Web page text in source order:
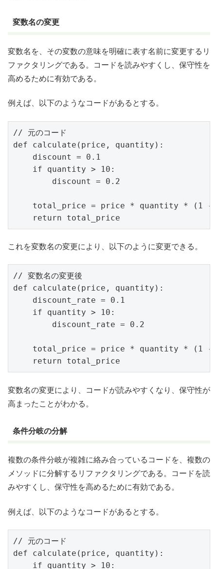
変数名の変更
変数名を、その変数の意味を明確に表す名前に変更するリ
ファクタリングである。コードを読みやすくし、保守性を
高めるために有効である。
例えば、以下のようなコードがあるとする。
// 元のコード
def calculate(price, quantity):
    discount = 0.1
    if quantity > 10:
        discount = 0.2
total_price = price * quantity * (1 -
これを変数名の変更により、以下のように変更できる。
// 変数名の変更後
def calculate(price, quantity):
    discount_rate = 0.1
    if quantity > 10:
        discount_rate = 0.2
total_price = price * quantity * (1 -
変数名の変更により、コードが読みやすくなり、保守性が
高まったことがわかる。
条件分岐の分解
複数の条件分岐が複雑に絡み合っているコードを、複数の
メソッドに分解するリファクタリングである。コードを読
みやすくし、保守性を高めるために有効である。
例えば、以下のようなコードがあるとする。
// 元のコード
def calculate(price, quantity):
    if quantity > 10: